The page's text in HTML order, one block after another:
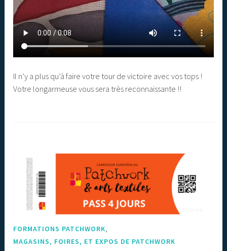
Il n’y a plus qu’à faire votre tour de victoire avec vos tops !
Votre longarmeuse vous sera très reconnaissante !!
FORMATIONS PATCHWORK,
MAGASINS, FOIRES, ET EXPOS DE PATCHWORK